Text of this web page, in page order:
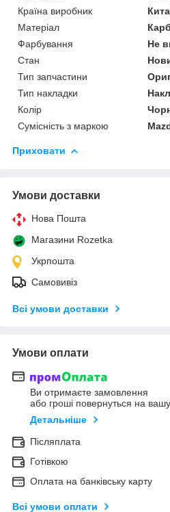
Країна виробник
Матеріал
Фарбування
Не
Стан
Тип запчастини
Тип накладки
Колір
Сумісність з маркою
Приховати
Умови доставки
Нова Пошта
Магазини Rozetka
Укрпошта
Самовивіз
Всі умови доставки
Умови оплати
Ви отримаєте замовлення
або гроші повернуться на
Детальніше
Післяплата
Готівкою
Оплата на банківську карту
Всі умови оплати